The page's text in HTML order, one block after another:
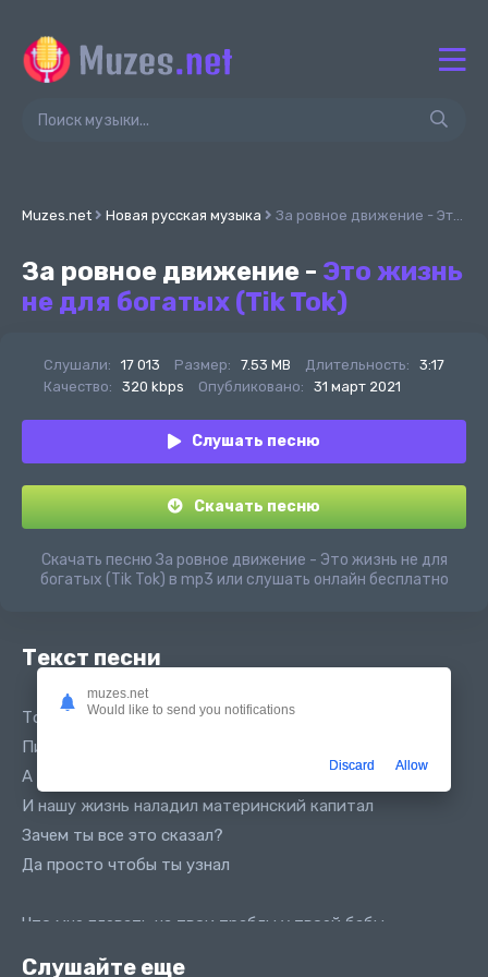
Muzes.net Новая русская музыка За ровное движение - Это жизнь не для богатых (Tik Tok)
За ровное движение - Это жизнь
не для богатых (Tik Tok)
Слушали: 17 013 Размер: 7.53 MB Длительность:
3:17
Качество:
320 kbps Опубликовано: 31 март 2021
Слушать песню
Скачать песню
Скачать песню За ровное движение - Это жизнь не для
богатых (Tik Tok) в mp3 или слушать онлайн бесплатно
Текст песни
Только я один вокруг ты
Пидор
А у меня три младших брата и сестра
И нашу жизнь наладил материнский капитал
Зачем ты все это сказал?
Да просто чтобы ты узнал
Что мне плевать на твои траблы у твоей бабы
Похуй мне вообще, сколько ты долбишь свои таблы
Слушайте еще
muzes.net
Would like to send you notifications
Discard Allow